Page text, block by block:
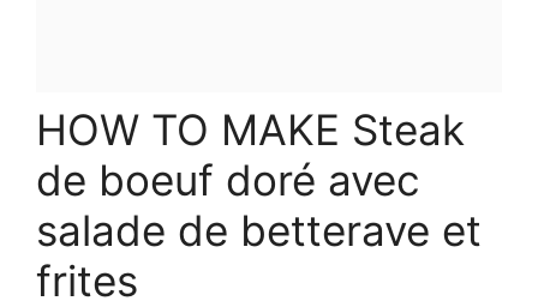
HOW TO MAKE Steak
de boeuf doré avec
salade de betterave et
frites